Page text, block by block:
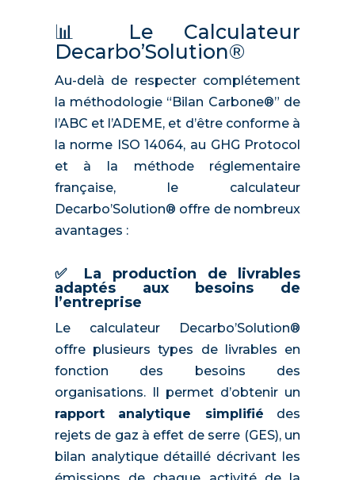
📊 Le Calculateur
Decarbo’Solution®
Au-delà de respecter complétement
la méthodologie “Bilan Carbone®” de
l’ABC et l’ADEME, et d’être conforme à
la norme ISO 14064, au GHG Protocol
et à la méthode réglementaire
française, le calculateur
Decarbo’Solution® offre de nombreux
avantages :
✅ La production de livrables
adaptés aux besoins de
l’entreprise
Le calculateur Decarbo’Solution®
offre plusieurs types de livrables en
fonction des besoins des
organisations. Il permet d’obtenir un
rapport analytique simplifié des
rejets de gaz à effet de serre (GES), un
bilan analytique détaillé décrivant les